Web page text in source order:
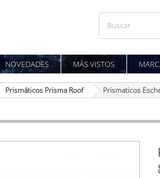
NOVEDADES MÁS VISTOS
Prismáticos Prisma Roof Prismaticos